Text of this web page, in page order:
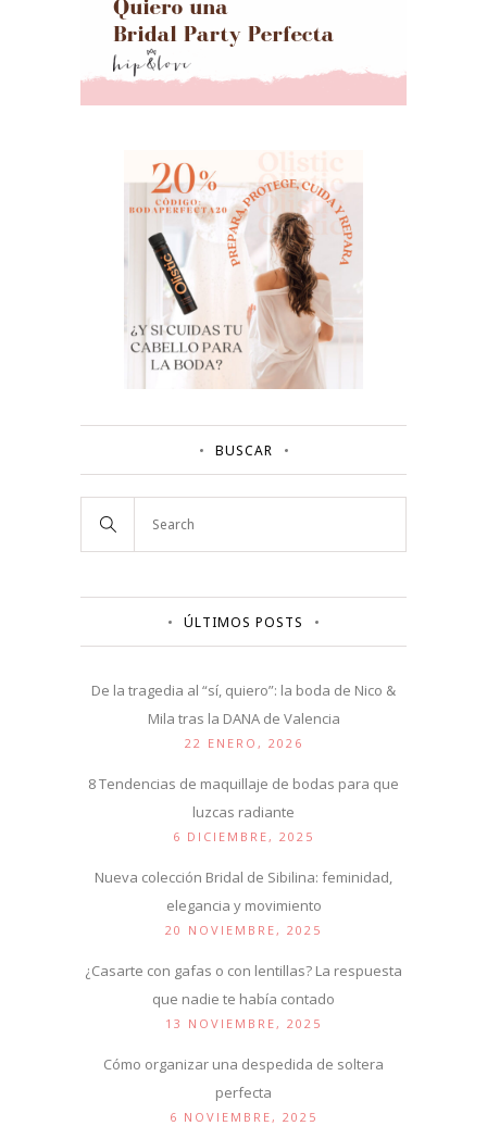
BUSCAR
ÚLTIMOS POSTS
De la tragedia al “sí, quiero”: la boda de Nico &
Mila tras la DANA de Valencia
22 ENERO, 2026
8 Tendencias de maquillaje de bodas para que
luzcas radiante
6 DICIEMBRE, 2025
Nueva colección Bridal de Sibilina: feminidad,
elegancia y movimiento
20 NOVIEMBRE, 2025
¿Casarte con gafas o con lentillas? La respuesta
que nadie te había contado
13 NOVIEMBRE, 2025
Cómo organizar una despedida de soltera
perfecta
6 NOVIEMBRE, 2025